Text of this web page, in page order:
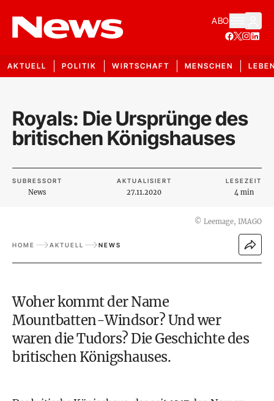
ABO
AKTUELL POLITIK WIRTSCHAFT MENSCHEN
Royals: Die Ursprünge des
britischen Königshauses
SUBRESSORT
News
AKTUALISIERT
27.11.2020
LESEZEIT
4 min
© Leemage, IMAGO
HOME AKTUELL NEWS
Woher kommt der Name
Mountbatten-Windsor? Und wer
waren die Tudors? Die Geschichte des
britischen Königshauses.